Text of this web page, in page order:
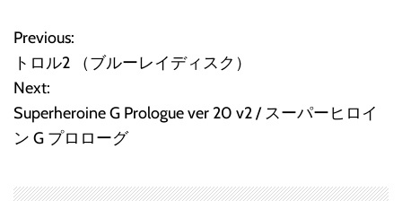
投
稿
ナ
Previous:
トロル2 （ブルーレイディスク）
Next:
Superheroine G Prologue ver 20 v2 / スーパーヒロイ
ン G プロローグ